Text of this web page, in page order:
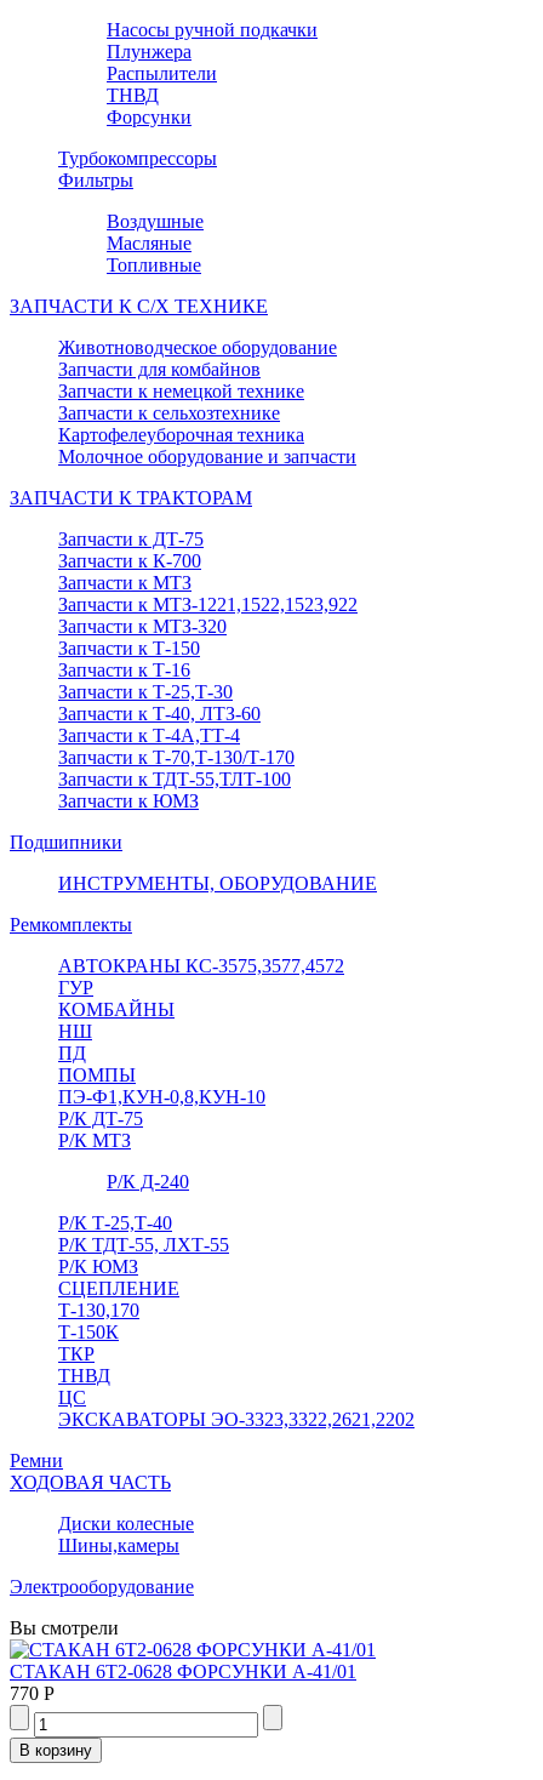
Насосы ручной подкачки
Плунжера
Распылители
ТНВД
Форсунки
Турбокомпрессоры
Фильтры
Воздушные
Масляные
Топливные
ЗАПЧАСТИ К С/Х ТЕХНИКЕ
Животноводческое оборудование
Запчасти для комбайнов
Запчасти к немецкой технике
Запчасти к сельхозтехнике
Картофелеуборочная техника
Молочное оборудование и запчасти
ЗАПЧАСТИ К ТРАКТОРАМ
Запчасти к ДТ-75
Запчасти к К-700
Запчасти к МТЗ
Запчасти к МТЗ-1221,1522,1523,922
Запчасти к МТЗ-320
Запчасти к Т-150
Запчасти к Т-16
Запчасти к Т-25,Т-30
Запчасти к Т-40, ЛТЗ-60
Запчасти к Т-4А,ТТ-4
Запчасти к Т-70,Т-130/Т-170
Запчасти к ТДТ-55,ТЛТ-100
Запчасти к ЮМЗ
Подшипники
ИНСТРУМЕНТЫ, ОБОРУДОВАНИЕ
Ремкомплекты
АВТОКРАНЫ КС-3575,3577,4572
ГУР
КОМБАЙНЫ
НШ
ПД
ПОМПЫ
ПЭ-Ф1,КУН-0,8,КУН-10
Р/К ДТ-75
Р/К МТЗ
Р/К Д-240
Р/К Т-25,Т-40
Р/К ТДТ-55, ЛХТ-55
Р/К ЮМЗ
СЦЕПЛЕНИЕ
Т-130,170
Т-150К
ТКР
ТНВД
ЦС
ЭКСКАВАТОРЫ ЭО-3323,3322,2621,2202
Ремни
ХОДОВАЯ ЧАСТЬ
Диски колесные
Шины,камеры
Электрооборудование
Вы смотрели
СТАКАН 6Т2-0628 ФОРСУНКИ А-41/01
770 Р